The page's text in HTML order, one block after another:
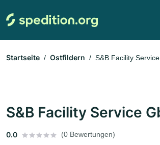
Startseite Ostfildern S&B Facility
S&B Facility Service
0.0 (0 Bewertungen)